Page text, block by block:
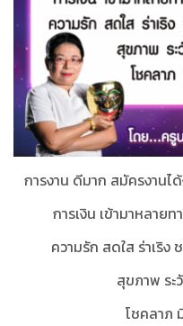
การงาน ดีมาก สมัครงานไ
การเงิน เข้ามาหลาย
ความรัก สดใส ร่าเริ
สุขภาพ ระ
โชคลาภ